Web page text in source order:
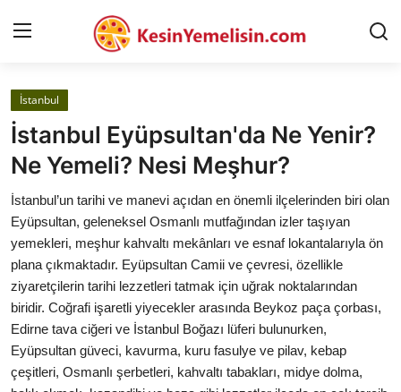
AnaSayfa
Gizlilik Sözleşmesi
Rüya Tabirleri
Diyet & Sağlıklı Beslenme
İletişim
Şehirler
Helal Gıda & Dini Hükümler
İstanbul
İstanbul Eyüpsultan'da Ne Yenir?
Ne Yemeli? Nesi Meşhur?
İstanbul’un tarihi ve manevi açıdan en önemli ilçelerinden biri olan
Eyüpsultan, geleneksel Osmanlı mutfağından izler taşıyan
yemekleri, meşhur kahvaltı mekânları ve esnaf lokantalarıyla ön
plana çıkmaktadır. Eyüpsultan Camii ve çevresi, özellikle
ziyaretçilerin tarihi lezzetleri tatmak için uğrak noktalarından
biridir. Coğrafi işaretli yiyecekler arasında Beykoz paça çorbası,
Edirne tava ciğeri ve İstanbul Boğazı lüferi bulunurken,
Eyüpsultan güveci, kavurma, kuru fasulye ve pilav, kebap
çeşitleri, Osmanlı şerbetleri, kahvaltı tabakları, midye dolma,